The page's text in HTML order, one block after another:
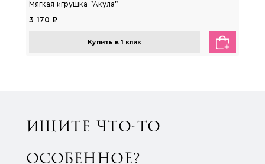
Мягкая игрушка "Акула"
3 170 ₽
Купить в 1 клик
ИЩИТЕ ЧТО-ТО
ОСОБЕННОЕ?